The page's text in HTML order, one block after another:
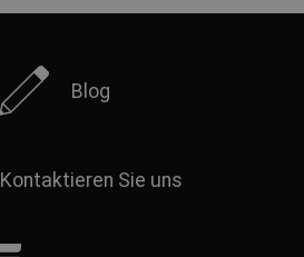
Blog
Kontaktieren Sie uns